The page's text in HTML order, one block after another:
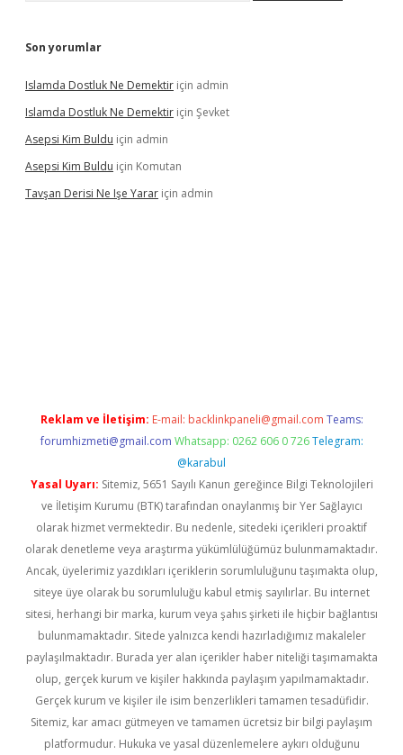
Son yorumlar
Islamda Dostluk Ne Demektir için admin
Islamda Dostluk Ne Demektir için Şevket
Asepsi Kim Buldu için admin
Asepsi Kim Buldu için Komutan
Tavşan Derisi Ne Işe Yarar için admin
Reklam ve İletişim: E-mail: backlinkpaneli@gmail.com Teams:
forumhizmeti@gmail.com Whatsapp: 0262 606 0 726 Telegram:
@karabul
Yasal Uyarı: Sitemiz, 5651 Sayılı Kanun gereğince Bilgi Teknolojileri
ve İletişim Kurumu (BTK) tarafından onaylanmış bir Yer Sağlayıcı
olarak hizmet vermektedir. Bu nedenle, sitedeki içerikleri proaktif
olarak denetleme veya araştırma yükümlülüğümüz bulunmamaktadır.
Ancak, üyelerimiz yazdıkları içeriklerin sorumluluğunu taşımakta olup,
siteye üye olarak bu sorumluluğu kabul etmiş sayılırlar. Bu internet
sitesi, herhangi bir marka, kurum veya şahıs şirketi ile hiçbir bağlantısı
bulunmamaktadır. Sitede yalnızca kendi hazırladığımız makaleler
paylaşılmaktadır. Burada yer alan içerikler haber niteliği taşımamakta
olup, gerçek kurum ve kişiler hakkında paylaşım yapılmamaktadır.
Gerçek kurum ve kişiler ile isim benzerlikleri tamamen tesadüfidir.
Sitemiz, kar amacı gütmeyen ve tamamen ücretsiz bir bilgi paylaşım
platformudur. Hukuka ve yasal düzenlemelere aykırı olduğunu